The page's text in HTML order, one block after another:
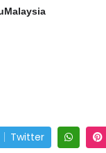
Twitter